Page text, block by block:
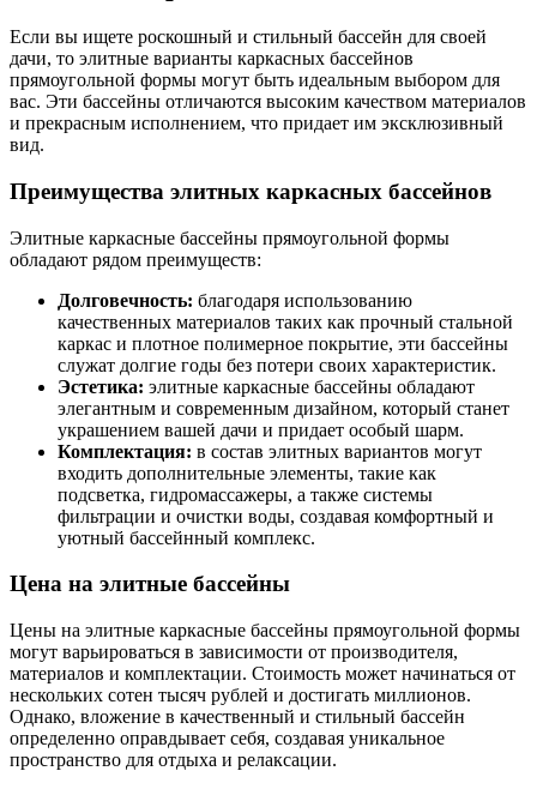
Если вы ищете роскошный и стильный бассейн для своей
дачи, то элитные варианты каркасных бассейнов
прямоугольной формы могут быть идеальным выбором для
вас. Эти бассейны отличаются высоким качеством материалов
и прекрасным исполнением, что придает им эксклюзивный
вид.
Преимущества элитных каркасных бассейнов
Элитные каркасные бассейны прямоугольной формы
обладают рядом преимуществ:
Долговечность: благодаря использованию
качественных материалов таких как прочный стальной
каркас и плотное полимерное покрытие, эти бассейны
служат долгие годы без потери своих характеристик.
Эстетика: элитные каркасные бассейны обладают
элегантным и современным дизайном, который станет
украшением вашей дачи и придает особый шарм.
Комплектация: в состав элитных вариантов могут
входить дополнительные элементы, такие как
подсветка, гидромассажеры, а также системы
фильтрации и очистки воды, создавая комфортный и
уютный бассейнный комплекс.
Цена на элитные бассейны
Цены на элитные каркасные бассейны прямоугольной формы
могут варьироваться в зависимости от производителя,
материалов и комплектации. Стоимость может начинаться от
нескольких сотен тысяч рублей и достигать миллионов.
Однако, вложение в качественный и стильный бассейн
определенно оправдывает себя, создавая уникальное
пространство для отдыха и релаксации.